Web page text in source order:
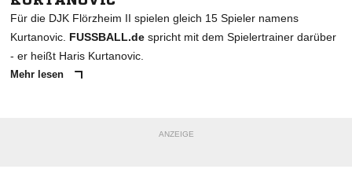
Für die DJK Flörzheim II spielen gleich 15 Spieler namens
Kurtanovic. FUSSBALL.de spricht mit dem Spielertrainer darüber
- er heißt Haris Kurtanovic.
Mehr lesen
ANZEIGE